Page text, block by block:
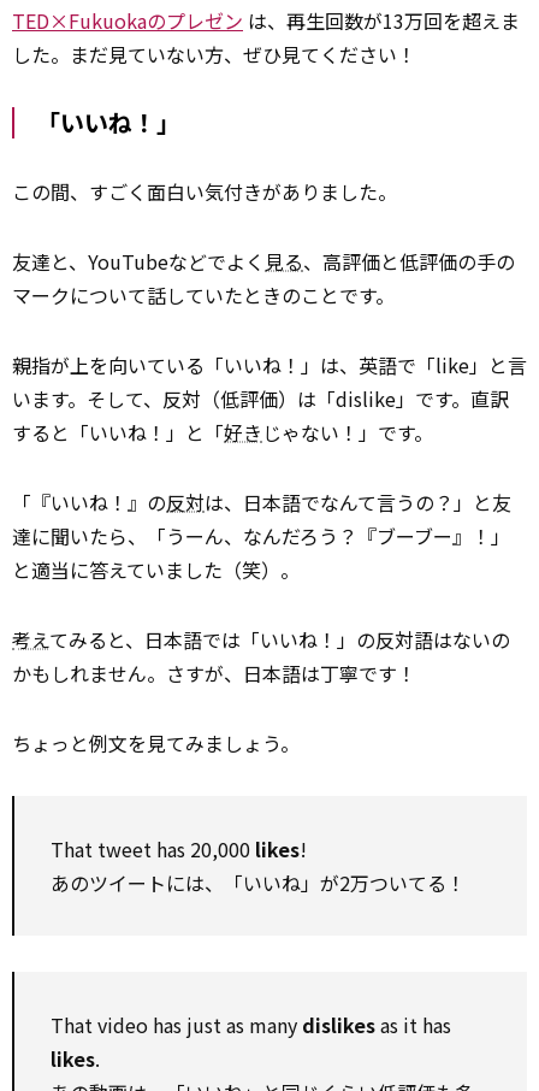
TED×Fukuokaのプレゼン は、再生回数が13万回を超えま
した。まだ見ていない方、ぜひ見てください！
「いいね！」
この間、すごく面白い気付きがありました。
友達と、YouTubeなどでよく 見る、高評価と低評価の手の
マークについて話していたときのことです。
親指が上を向いている「いいね！」は、英語で「like」と言
います。そして、反対（低評価）は「dislike」です。直訳
すると「いいね！」と「好き じゃない！」です。
「『いいね！』の反対は、日本語でなんて言うの？」と友
達に聞いたら、「うーん、なんだろう？『ブーブー』！」
と適当に答えていました（笑）。
考えてみると、日本語では「いいね！」の反対語はないの
かもしれません。さすが、日本語は丁寧です！
ちょっと例文を見てみましょう。
That tweet has 20,000 likes!
あのツイートには、「いいね」が2万ついてる！
That video has just as many dislikesas it has
likes.